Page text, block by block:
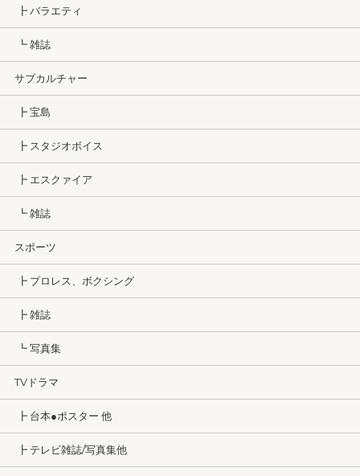
┣ バラエティ
┗ 雑誌
サブカルチャー
┣ 宝島
┣ スタジオボイス
┣ エスクァイア
┗ 雑誌
スポーツ
┣ プロレス、ボクシング
┣ 雑誌
┗ 写真集
TVドラマ
┣ 台本●ポスター 他
┣ テレビ雑誌/写真集他